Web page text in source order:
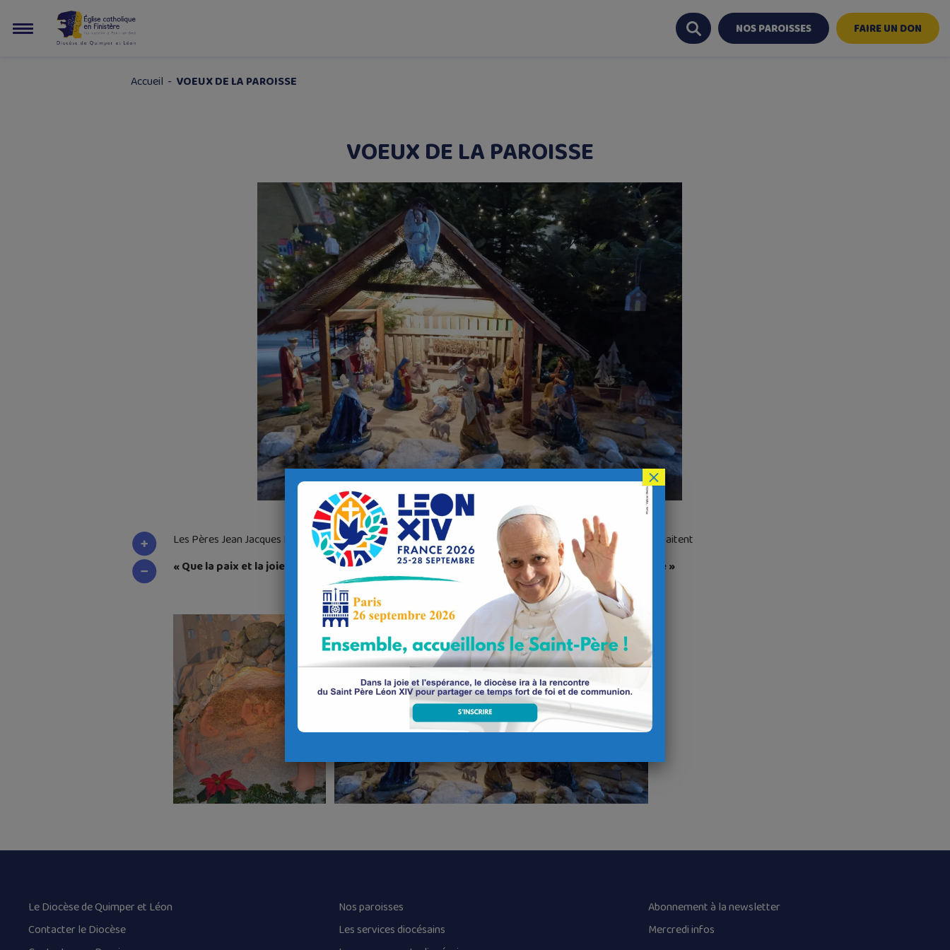
NOS PAROISSES FAIRE UN DON
Accueil - VOEUX DE LA PAROISSE
VOEUX DE LA PAROISSE
Les Pères Jean Jacques Bivic et Sébastien Davy ainsi que l’équipe pastorale de la paroisse Brest-Elorn souhaitent
« Que la paix et la joie de Jésus-Christ soit avec vous à Noël et chaque jour de la Nouvelle Année »
Le Diocèse de Quimper et Léon
Contacter le Diocèse
Nos paroisses
Les services diocésains
Abonnement à la newsletter
Mercredi infos
×